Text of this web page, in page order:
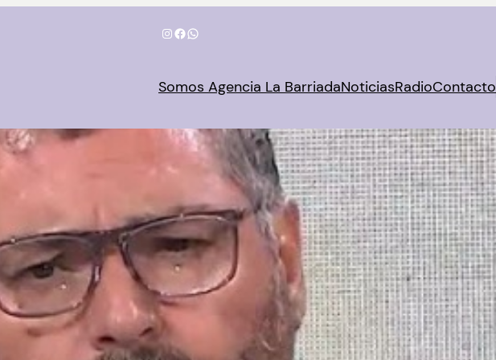
Instagram
Facebook
WhatsApp
Somos Agencia La BarriadaNoticiasRadioContacto